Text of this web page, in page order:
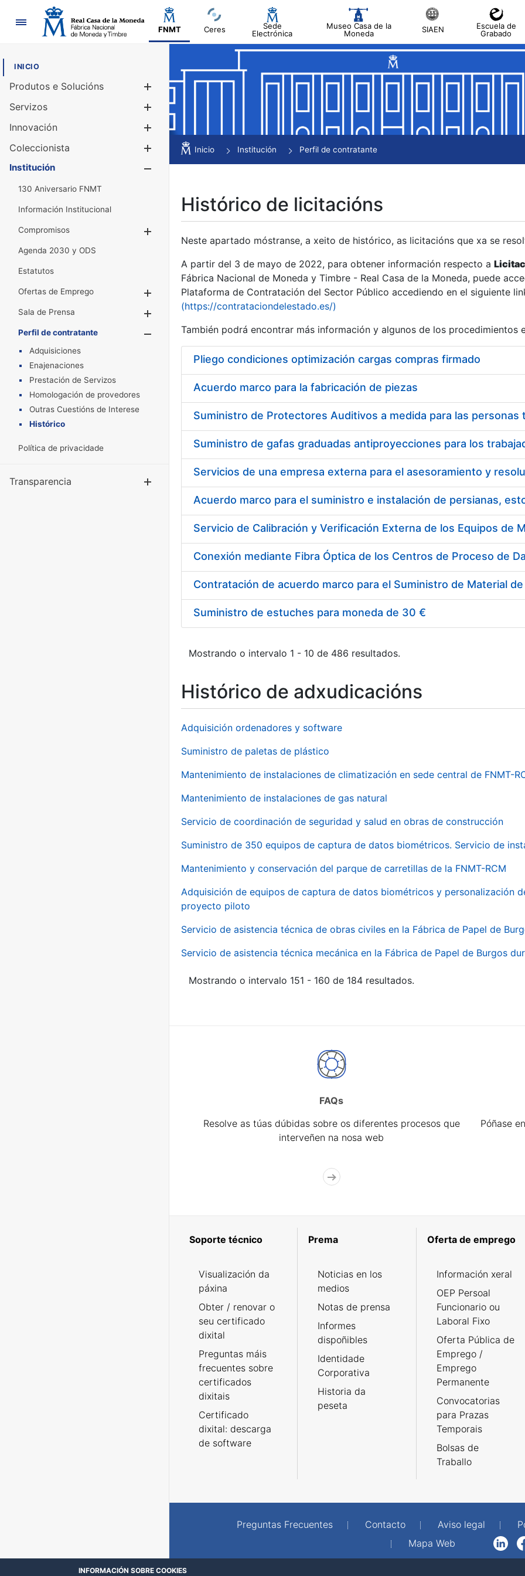
Navegación
FNMT Ceres
Sede
Electrónica
Museo Casa de la
Moneda
SIAEN
Escuela de
Grabado
INICIO
Produtos e Solucións
Mostrar/Ocultar
Servizos
Innovación
Coleccionista
Mostrar/Ocultar
Institución
130 Aniversario FNMT
Información Institucional
Compromisos
Agenda 2030 y ODS
Estatutos
Ofertas de Emprego
Mostrar/Ocultar
Sala de Prensa
Mostrar/Ocultar
Perfil de contratante
Mostrar/Ocultar
Adquisiciones
Enajenaciones
Prestación de Servizos
Homologación de provedores
Outras Cuestións de Interese
Histórico
Política de privacidade
Transparencia
Inicio Institución Perfil de contratante
Histórico de licitacións
Neste apartado móstranse, a xeito de histórico, as licitacións que xa se
A partir del 3 de mayo de 2022, para obtener información respecto a
Fábrica Nacional de Moneda y Timbre - Real Casa de la Moneda, puede
Plataforma de Contratación del Sector Público accediendo en el siguiente
(https://contrataciondelestado.es/)
También podrá encontrar más información y algunos de los procedimientos
Pliego condiciones optimización cargas compras firmado
Acuerdo marco para la fabricación de piezas
Acuerdo marco para el suministro e instalación de persianas,
Suministro de estuches para moneda de 30 €
Mostrando o intervalo 1 - 10 de 486 resultados.
Histórico de adxudicacións
Adquisición ordenadores y software
Suministro de paletas de plástico
Mantenimiento de instalaciones de climatización en sede central de FNMT-
Mantenimiento de instalaciones de gas natural
Servicio de coordinación de seguridad y salud en obras de construcción
Suministro de 350 equipos de captura de datos biométricos. Servicio de
Mantenimiento y conservación del parque de carretillas de la FNMT-RCM
Adquisición de equipos de captura de datos biométricos y personalización
proyecto piloto
Servicio de asistencia técnica de obras civiles en la Fábrica de Papel de
Servicio de asistencia técnica mecánica en la Fábrica de Papel de Burgos
Mostrando o intervalo 151 - 160 de 184 resultados.
FAQs
Resolve as túas dúbidas sobre os diferentes procesos que
interveñen na nosa web
Póñase
Soporte técnico
Visualización da
páxina
Obter / renovar o
seu certificado
dixital
Preguntas máis
frecuentes sobre
certificados
dixitais
Certificado
dixital: descarga
de software
Prema
Noticias en los
medios
Notas de prensa
Informes
dispoñibles
Identidade
Corporativa
Historia da
peseta
Oferta de emprego
Información xeral
OEP Persoal
Funcionario ou
Laboral Fixo
Oferta Pública de
Emprego /
Emprego
Permanente
Convocatorias
para Prazas
Temporais
Bolsas de
Traballo
Preguntas Frecuentes Contacto Aviso legal
Mapa Web
LinkedInFacebook
INFORMACIÓN SOBRE COOKIES